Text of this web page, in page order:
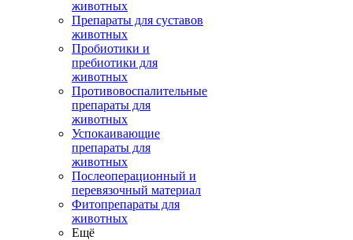
животных
Препараты для суставов
животных
Пробиотики и
пребиотики для
животных
Противовоспалительные
препараты для
животных
Успокаивающие
препараты для
животных
Послеоперационный и
перевязочный материал
Фитопрепараты для
животных
Ещё